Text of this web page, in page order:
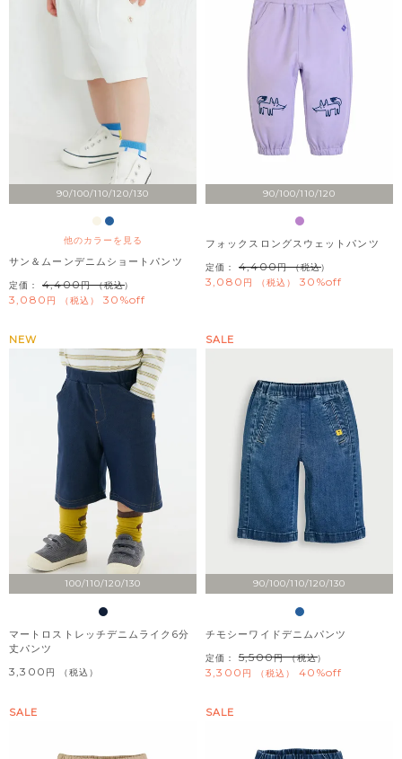
90/100/110/120/130
他のカラーを見る
サン＆ムーンデニムショートパンツ
定価： 4,400 （税込）
3,080 税込 30%off
90/100/110/120
フォックスロングスウェットパンツ
定価： 4,400 （税込）
3,080 税込 30%off
100/110/120/130
NEW
マートロストレッチデニムライク6分
丈パンツ
3,300 税込
90/100/110/120/130
SALE
チモシーワイドデニムパンツ
定価： 5,500 （税込）
3,300 税込 40%off
SALE SALE